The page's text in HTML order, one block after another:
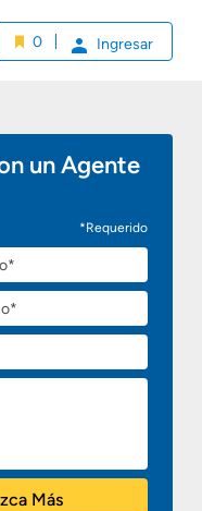
0 Ingresar
un Agente
*Requerido
Más